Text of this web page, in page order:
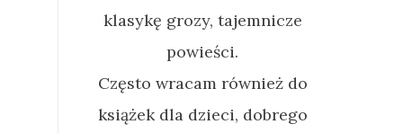
klasykę grozy, tajemnicze
powieści.
Często wracam również do
książek dla dzieci, dobrego